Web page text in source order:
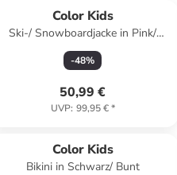
Color Kids
Ski-/ Snowboardjacke in Pink/
Dunkelblau
-48%
50,99 €
UVP: 99,95 €*
Color Kids
Bikini in Schwarz/ Bunt